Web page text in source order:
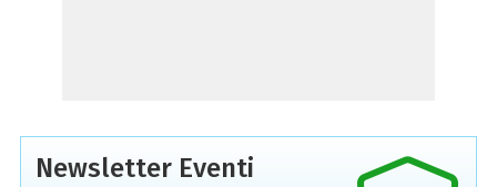
Newsletter Eventi